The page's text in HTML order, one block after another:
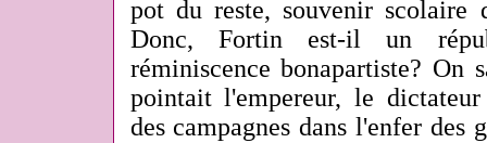
pot du reste, souvenir scolaire
Donc, Fortin est-il un
réminiscence bonapartiste? On
pointait l'empereur, le
des campagnes dans l'enfer des